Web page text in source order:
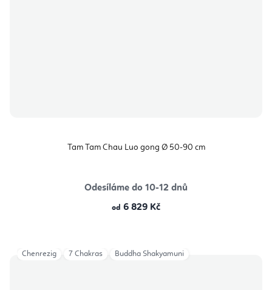
Tam Tam Chau Luo gong Ø 50-90 cm
Odesíláme do 10-12 dnů
od 6 829 Kč
Chenrezig 7 Chakras Buddha Shakyamuni